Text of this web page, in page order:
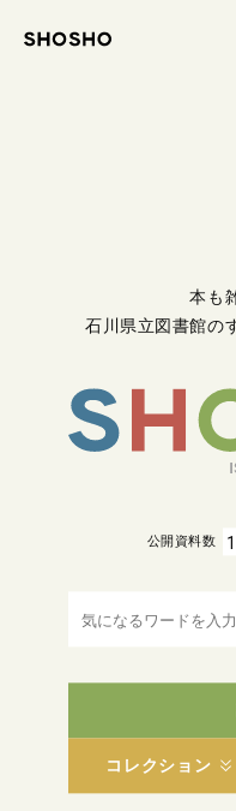
本も
石川県立図書館の
コレクション
公開資料数 1